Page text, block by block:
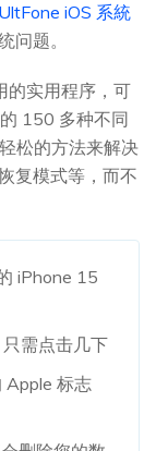
UltFone iOS 系統
问题。
的实用程序，可
150 多种不同
松的方法来解决
复模式等，而不
iPhone 15
需点击几下
Apple 标志